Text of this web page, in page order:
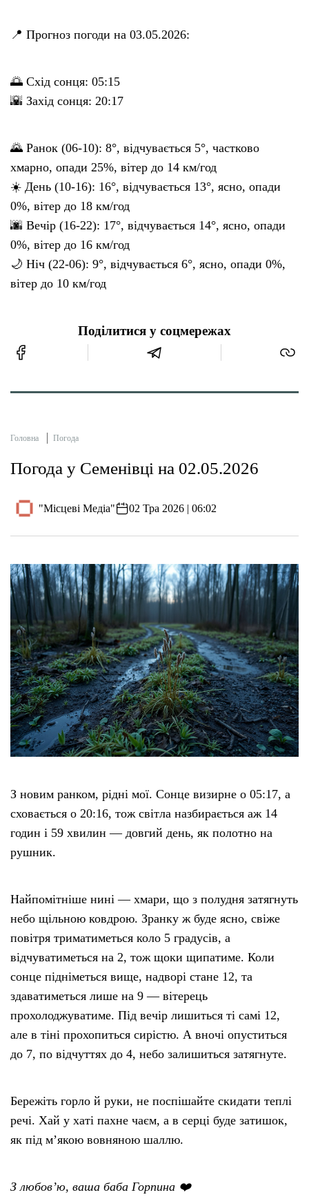
📍 Прогноз погоди на 03.05.2026:
🌅 Схід сонця: 05:15
🌇 Захід сонця: 20:17
🌄 Ранок (06-10): 8°, відчувається 5°, частково
хмарно, опади 25%, вітер до 14 км/год
☀️ День (10-16): 16°, відчувається 13°, ясно, опади
0%, вітер до 18 км/год
🌆 Вечір (16-22): 17°, відчувається 14°, ясно, опади
0%, вітер до 16 км/год
🌙 Ніч (22-06): 9°, відчувається 6°, ясно, опади 0%,
вітер до 10 км/год
Поділитися у соцмережах
Головна Погода
Погода у Семенівці на 02.05.2026
"Місцеві Медіа" 02 Тра 2026 | 06:02
З новим ранком, рідні мої. Сонце визирне о 05:17, а
сховається о 20:16, тож світла назбирається аж 14
годин і 59 хвилин — довгий день, як полотно на
рушник.
Найпомітніше нині — хмари, що з полудня затягнуть
небо щільною ковдрою. Зранку ж буде ясно, свіже
повітря триматиметься коло 5 градусів, а
відчуватиметься на 2, тож щоки щипатиме. Коли
сонце підніметься вище, надворі стане 12, та
здаватиметься лише на 9 — вітерець
прохолоджуватиме. Під вечір лишиться ті самі 12,
але в тіні прохопиться сирістю. А вночі опуститься
до 7, по відчуттях до 4, небо залишиться затягнуте.
Бережіть горло й руки, не поспішайте скидати теплі
речі. Хай у хаті пахне чаєм, а в серці буде затишок,
як під м’якою вовняною шаллю.
З любов’ю, ваша баба Горпина ❤️